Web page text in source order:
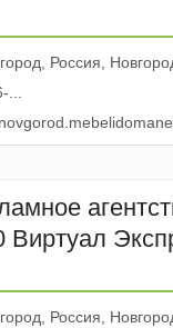
Новгородская область, г. Великий
Виртуал
Новгородская область, г. Великий